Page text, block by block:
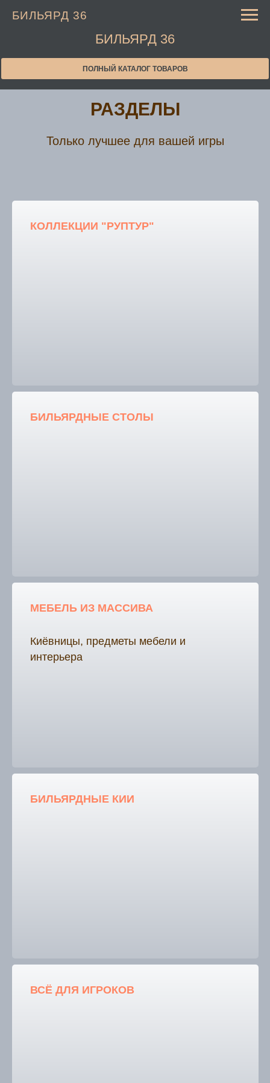
БИЛЬЯРД 36
БИЛЬЯРД 36
ПОЛНЫЙ КАТАЛОГ ТОВАРОВ
РАЗДЕЛЫ
Только лучшее для вашей игры
КОЛЛЕКЦИИ "РУПТУР"
БИЛЬЯРДНЫЕ СТОЛЫ
МЕБЕЛЬ ИЗ МАССИВА
Киёвницы, предметы мебели и
интерьера
БИЛЬЯРДНЫЕ КИИ
ВСЁ ДЛЯ ИГРОКОВ